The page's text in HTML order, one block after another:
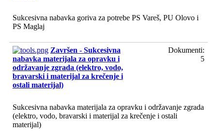
Sukcesivna nabavka goriva za potrebe PS Vareš, PU Olovo i
PS Maglaj
Završen - Sukcesivna
nabavka materijala za opravku i
održavanje zgrada (elektro, vodo,
bravarski i materijal za krečenje i
ostali materijal)
Dokumenti:
5
Sukcesivna nabavka materijala za opravku i održavanje zgrada
(elektro, vodo, bravarski i materijal za krečenje i ostali
materijal)